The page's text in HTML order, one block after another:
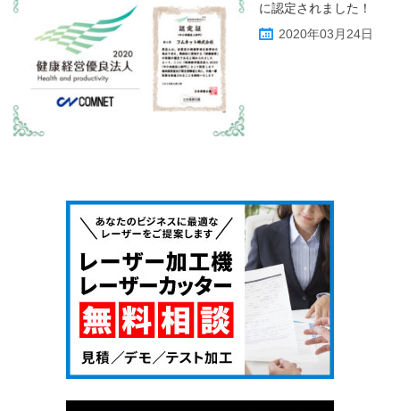
に認定されました！
2020年03月24日